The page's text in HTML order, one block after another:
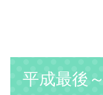
平成最後